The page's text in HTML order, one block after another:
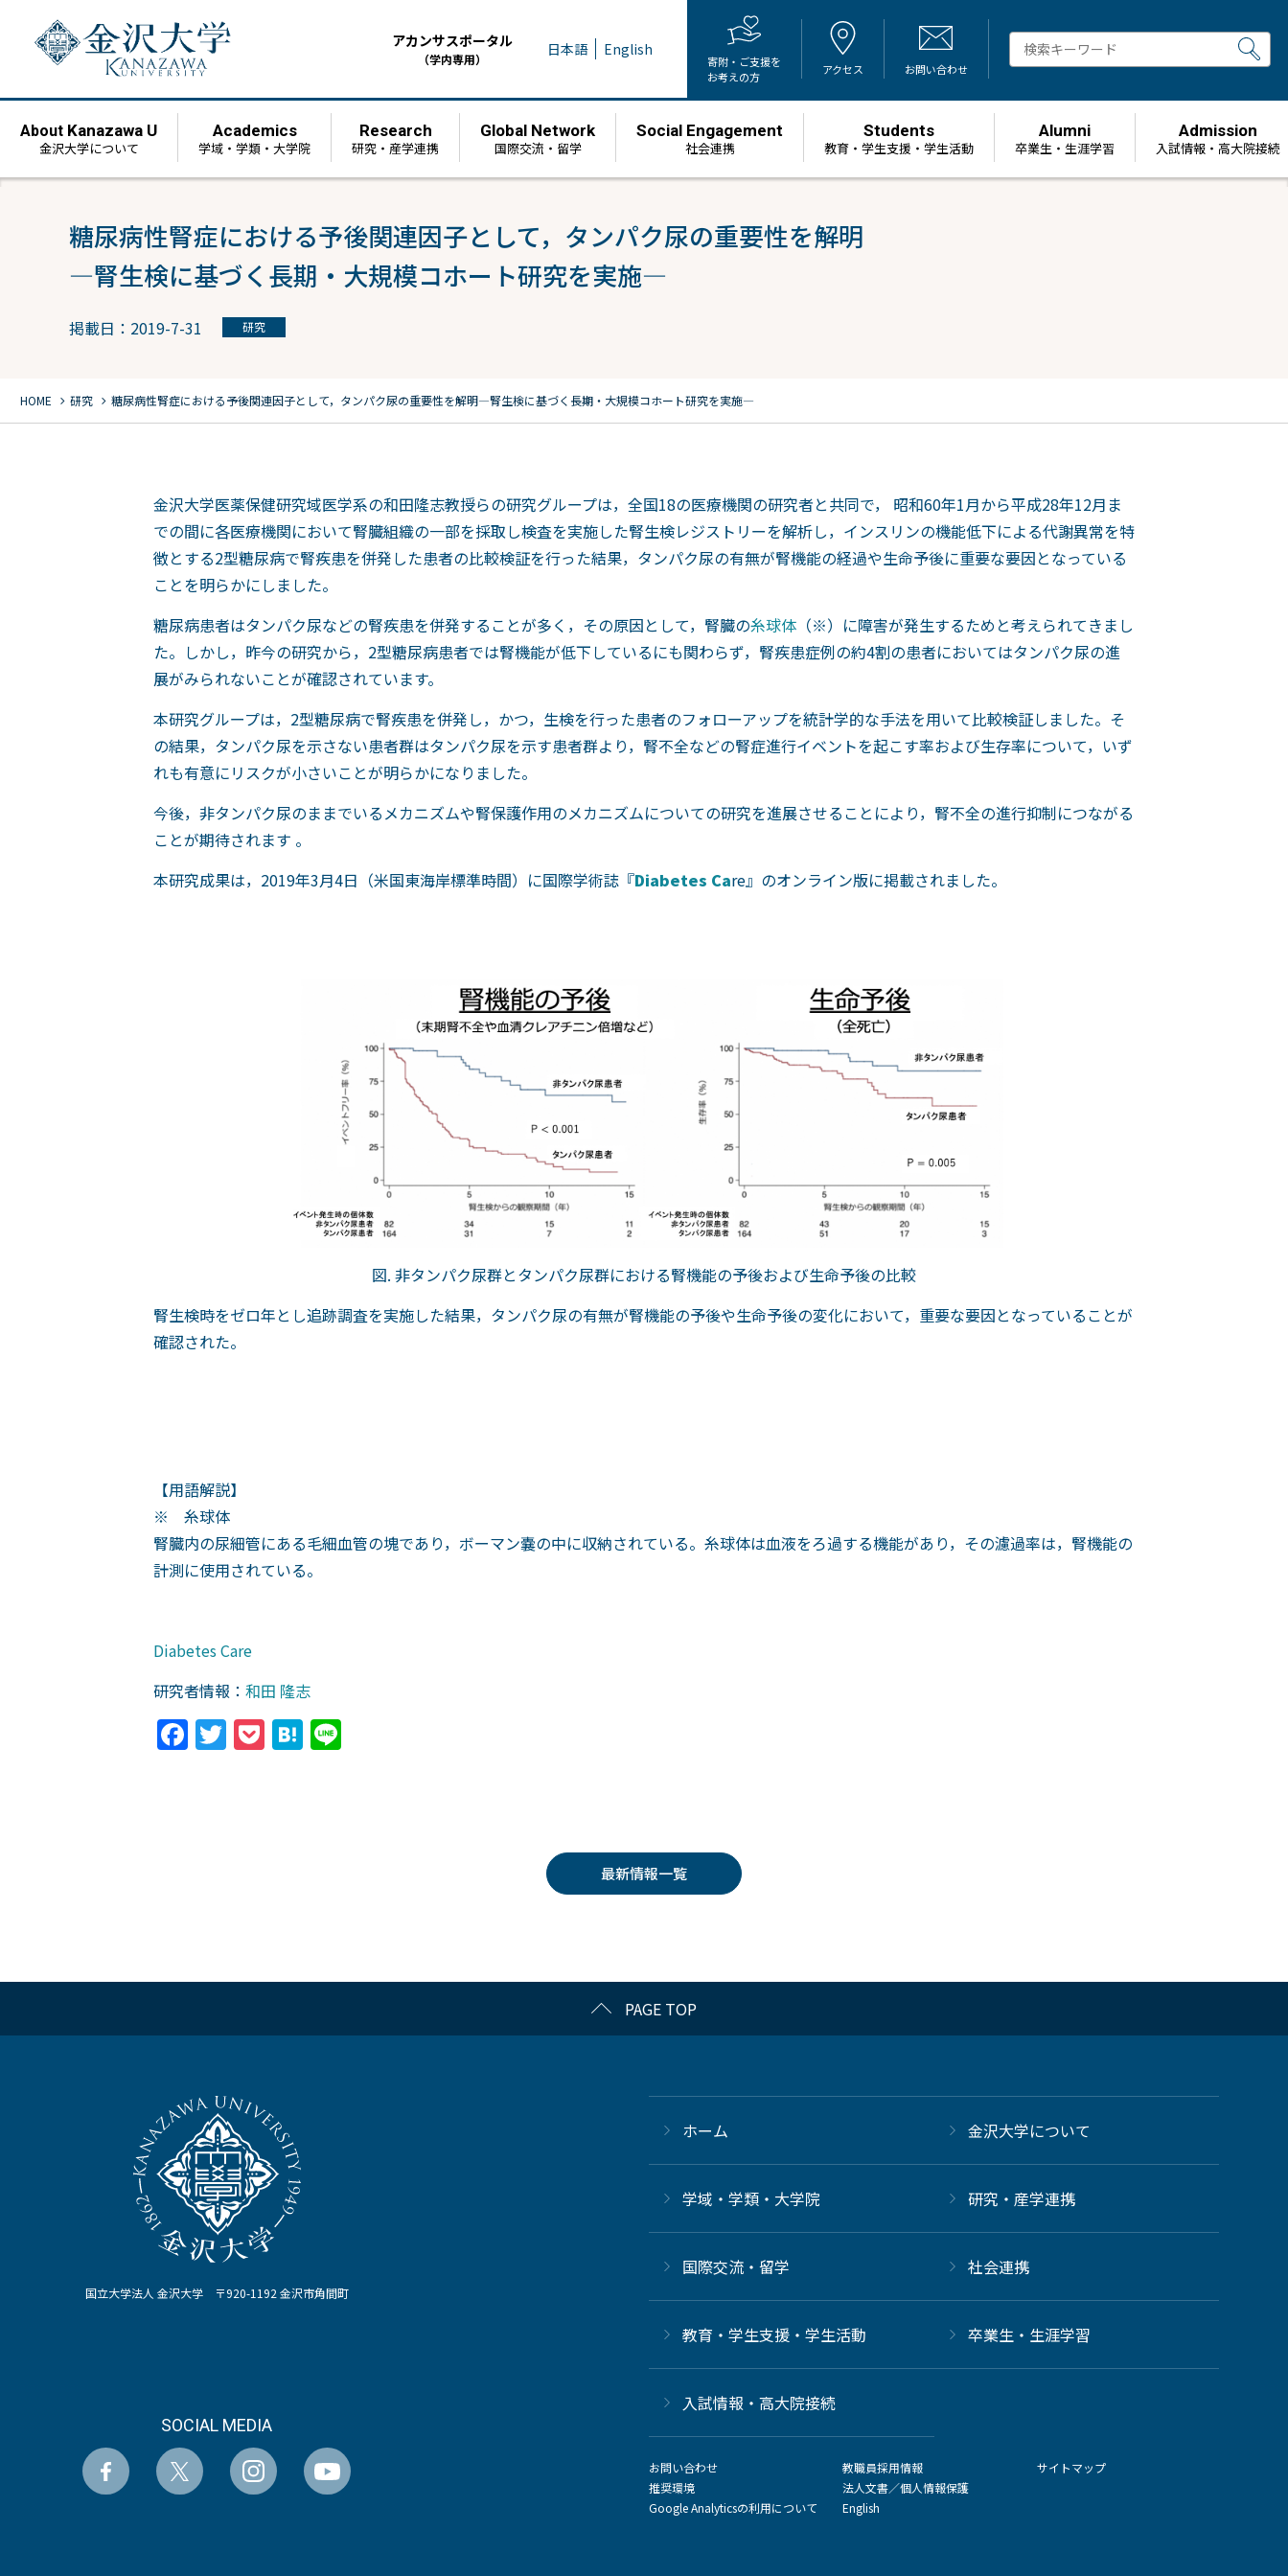
アカンサスポータル
（学内専用） 日本語 English
寄附・ご支援を
お考えの方
アクセス お問い合わせ
About Kanazawa U
金沢大学について
Academics
学域・学類・大学院
Research
研究・産学連携
Global Network
国際交流・留学
Social Engagement
社会連携
Students
教育・学生支援・学生活動
Alumni
卒業生・生涯学習
Admission
⼊試情報・高大院接続
糖尿病性腎症における予後関連因子として，タンパク尿の重要性を解明
―腎生検に基づく長期・大規模コホート研究を実施―
掲載日：2019-7-31 研究
HOME chevron_right 研究 chevron_right 糖尿病性腎症における予後関連因子として，タンパク尿の重要性を解明―腎生検に基づく長期・大規模コホート研究を実施―
金沢大学医薬保健研究域医学系の和田隆志教授らの研究グループは，全国18の医療機関の研究者と共同で， 昭和60年1月から平成28年12月ま
での間に各医療機関において腎臓組織の一部を採取し検査を実施した腎生検レジストリーを解析し，インスリンの機能低下による代謝異常を特
徴とする2型糖尿病で腎疾患を併発した患者の比較検証を行った結果，タンパク尿の有無が腎機能の経過や生命予後に重要な要因となっている
ことを明らかにしました。
糖尿病患者はタンパク尿などの腎疾患を併発することが多く，その原因として，腎臓の糸球体 （※）に障害が発生するためと考えられてきまし
た。しかし，昨今の研究から，2型糖尿病患者では腎機能が低下しているにも関わらず，腎疾患症例の約4割の患者においてはタンパク尿の進
展がみられないことが確認されています。
本研究グループは，2型糖尿病で腎疾患を併発し，かつ，生検を行った患者のフォローアップを統計学的な手法を用いて比較検証しました。そ
の結果，タンパク尿を示さない患者群はタンパク尿を示す患者群より，腎不全などの腎症進行イベントを起こす率および生存率について，いず
れも有意にリスクが小さいことが明らかになりました。
今後，非タンパク尿のままでいるメカニズムや腎保護作用のメカニズムについての研究を進展させることにより，腎不全の進行抑制につながる
ことが期待されます 。
本研究成果は，2019年3月4日（米国東海岸標準時間）に国際学術誌『Diabetes Care』のオンライン版に掲載されました。
図. 非タンパク尿群とタンパク尿群における腎機能の予後および生命予後の比較
腎生検時をゼロ年とし追跡調査を実施した結果，タンパク尿の有無が腎機能の予後や生命予後の変化において，重要な要因となっていることが
確認された。
【用語解説】
※ 糸球体
腎臓内の尿細管にある毛細血管の塊であり，ボーマン嚢の中に収納されている。糸球体は血液をろ過する機能があり，その濾過率は，腎機能の
計測に使用されている。
Diabetes Care
研究者情報： 和田 隆志
Facebook
Twitter
PocketHatena
最新情報一覧
PAGE TOP
国立大学法人 金沢大学 〒920-1192 金沢市角間町
SOCIAL MEDIA
ホーム 金沢大学について
学域・学類・大学院 研究・産学連携
国際交流・留学 社会連携
教育・学生支援・学生活動 卒業生・生涯学習
⼊試情報・高大院接続
お問い合わせ
推奨環境
Google Analyticsの利用について
教職員採用情報
法人文書／個人情報保護
English
サイトマップ